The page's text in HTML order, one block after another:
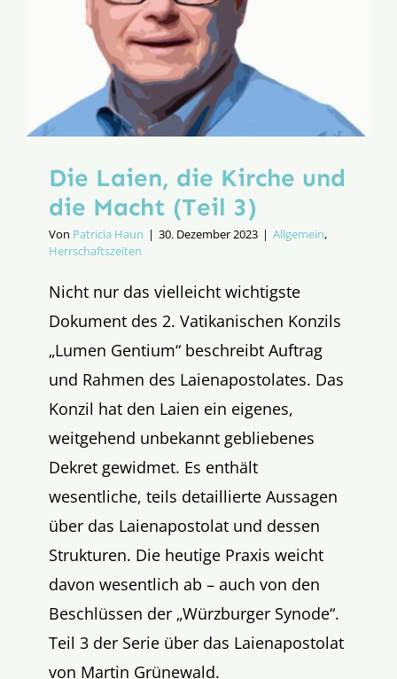
Die Laien, die Kirche und
die Macht (Teil 3)
Von Patricia Haun | 30. Dezember 2023 | Allgemein,
Herrschaftszeiten
Nicht nur das vielleicht wichtigste
Dokument des 2. Vatikanischen Konzils
„Lumen Gentium“ beschreibt Auftrag
und Rahmen des Laienapostolates. Das
Konzil hat den Laien ein eigenes,
weitgehend unbekannt gebliebenes
Dekret gewidmet. Es enthält
wesentliche, teils detaillierte Aussagen
über das Laienapostolat und dessen
Strukturen. Die heutige Praxis weicht
davon wesentlich ab – auch von den
Beschlüssen der „Würzburger Synode“.
Teil 3 der Serie über das Laienapostolat
von Martin Grünewald.